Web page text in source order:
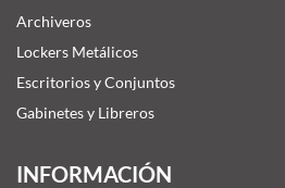
Archiveros
Lockers Metálicos
Escritorios y Conjuntos
Gabinetes y Libreros
INFORMACIÓN